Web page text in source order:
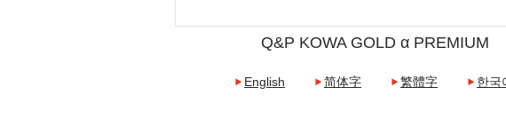
Q&P KOWA GOLD α PREMIUM
English 简体字 繁體字 한국